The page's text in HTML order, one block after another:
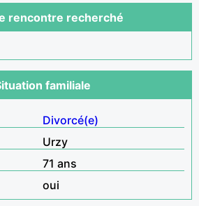
rencontre recherché
familiale
Divorcé(e)
Urzy
71 ans
oui